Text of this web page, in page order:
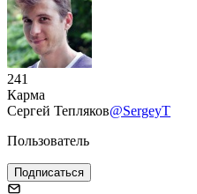
241
Карма
Сергей Тепляков@SergeyT
Пользователь
Подписаться